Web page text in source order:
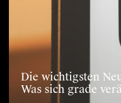
Die wichtigsten
Was sich grade